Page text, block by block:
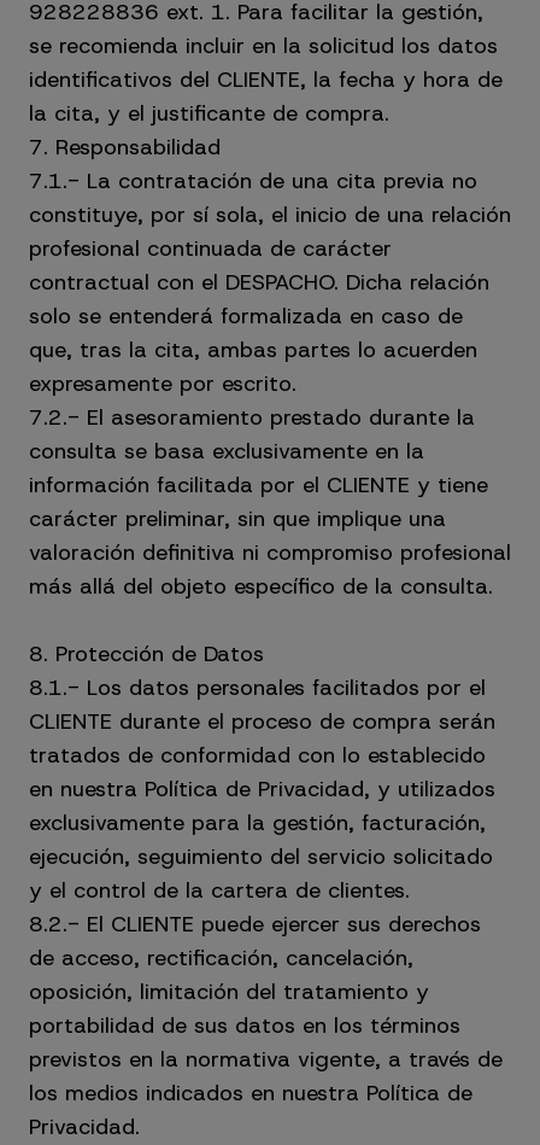
928228836 ext. 1. Para facilitar la gestión,
se recomienda incluir en la solicitud los datos
identificativos del CLIENTE, la fecha y hora de
la cita, y el justificante de compra.
7. Responsabilidad
7.1.- La contratación de una cita previa no
constituye, por sí sola, el inicio de una relación
profesional continuada de carácter
contractual con el DESPACHO. Dicha relación
solo se entenderá formalizada en caso de
que, tras la cita, ambas partes lo acuerden
expresamente por escrito.
7.2.- El asesoramiento prestado durante la
consulta se basa exclusivamente en la
información facilitada por el CLIENTE y tiene
carácter preliminar, sin que implique una
valoración definitiva ni compromiso profesional
más allá del objeto específico de la consulta.
8. Protección de Datos
8.1.- Los datos personales facilitados por el
CLIENTE durante el proceso de compra serán
tratados de conformidad con lo establecido
en nuestra Política de Privacidad, y utilizados
exclusivamente para la gestión, facturación,
ejecución, seguimiento del servicio solicitado
y el control de la cartera de clientes.
8.2.- El CLIENTE puede ejercer sus derechos
de acceso, rectificación, cancelación,
oposición, limitación del tratamiento y
portabilidad de sus datos en los términos
previstos en la normativa vigente, a través de
los medios indicados en nuestra Política de
Privacidad.